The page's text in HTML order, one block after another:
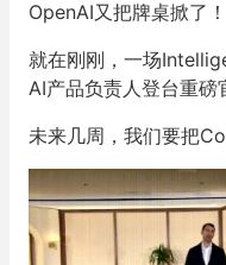
OpenAI又把牌桌掀了！
就在刚刚，一场
AI产品负责人登台重
未来几周，我们要把